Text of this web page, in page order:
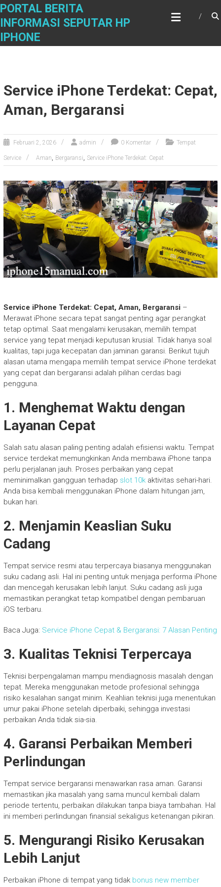
Skip
content
PORTAL BERITA
INFORMASI SEPUTAR HP
IPHONE
Service iPhone Terdekat: Cepat,
Aman, Bergaransi
Februari 2, 2026 admin 0 Komentar Tempat
Service Aman, Bergaransi, Service iPhone Terdekat: Cepat
Service iPhone Terdekat: Cepat, Aman, Bergaransi –
Merawat iPhone secara tepat sangat penting agar perangkat
tetap optimal. Saat mengalami kerusakan, memilih tempat
service yang tepat menjadi keputusan krusial. Tidak hanya soal
kualitas, tapi juga kecepatan dan jaminan garansi. Berikut tujuh
alasan utama mengapa memilih tempat service iPhone terdekat
yang cepat dan bergaransi adalah pilihan cerdas bagi
pengguna.
1. Menghemat Waktu dengan
Layanan Cepat
Salah satu alasan paling penting adalah efisiensi waktu. Tempat
service terdekat memungkinkan Anda membawa iPhone tanpa
perlu perjalanan jauh. Proses perbaikan yang cepat
meminimalkan gangguan terhadap slot 10kaktivitas sehari-hari.
Anda bisa kembali menggunakan iPhone dalam hitungan jam,
bukan hari.
2. Menjamin Keaslian Suku
Cadang
Tempat service resmi atau terpercaya biasanya menggunakan
suku cadang asli. Hal ini penting untuk menjaga performa iPhone
dan mencegah kerusakan lebih lanjut. Suku cadang asli juga
memastikan perangkat tetap kompatibel dengan pembaruan
iOS terbaru.
Baca Juga: Service iPhone Cepat & Bergaransi: 7 Alasan Penting
3. Kualitas Teknisi Terpercaya
Teknisi berpengalaman mampu mendiagnosis masalah dengan
tepat. Mereka menggunakan metode profesional sehingga
risiko kesalahan sangat minim. Keahlian teknisi juga menentukan
umur pakai iPhone setelah diperbaiki, sehingga investasi
perbaikan Anda tidak sia-sia.
4. Garansi Perbaikan Memberi
Perlindungan
Tempat service bergaransi menawarkan rasa aman. Garansi
memastikan jika masalah yang sama muncul kembali dalam
periode tertentu, perbaikan dilakukan tanpa biaya tambahan. Hal
ini memberi perlindungan finansial sekaligus ketenangan pikiran.
5. Mengurangi Risiko Kerusakan
Lebih Lanjut
Perbaikan iPhone di tempat yang tidak bonus new member